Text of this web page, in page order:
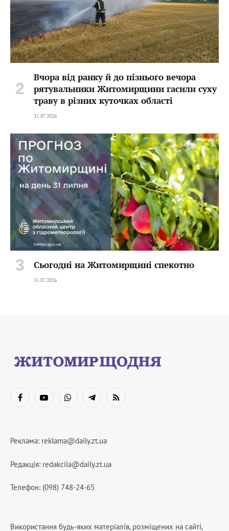
Вчора від ранку й до пізнього вечора
рятувальники Житомирщини гасили суху
траву в різних куточках області
31.07.2026
Сьогодні на Житомирщині спекотно
31.07.2026
FacebookYouTubeWhatsAppTelegramRSS
Реклама: reklama@daily.zt.ua
Редакція: redakciia@daily.zt.ua
Телефон: (098) 748-24-65
Використання будь-яких матеріалів, розміщених на сайті,